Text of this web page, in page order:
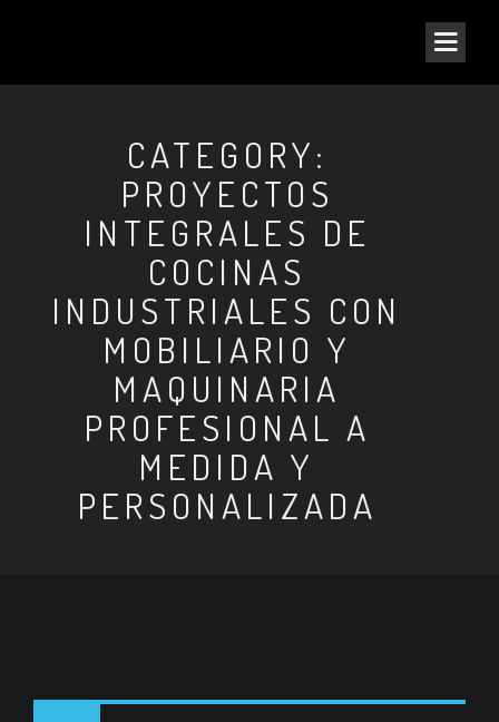
CATEGORY:
PROYECTOS
INTEGRALES DE
COCINAS
INDUSTRIALES CON
MOBILIARIO Y
MAQUINARIA
PROFESIONAL A
MEDIDA Y
PERSONALIZADA